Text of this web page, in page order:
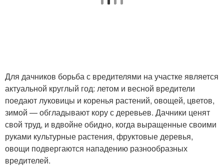
Для дачников борьба с вредителями на участке является
актуальной круглый год: летом и весной вредители
поедают луковицы и коренья растений, овощей, цветов,
зимой — обгладывают кору с деревьев. Дачники ценят
свой труд, и вдвойне обидно, когда выращенные своими
руками культурные растения, фруктовые деревья,
овощи подвергаются нападению разнообразных
вредителей.